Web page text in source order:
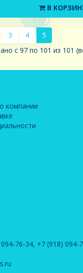
В
3 4
5
с 97 по 101 из 101
компании
76-34, +7 (918) 094-